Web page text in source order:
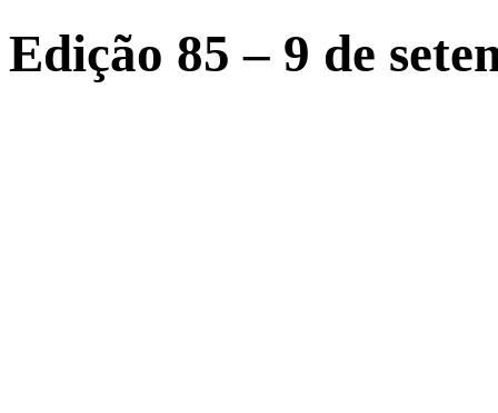
Edição 85 – 9 de